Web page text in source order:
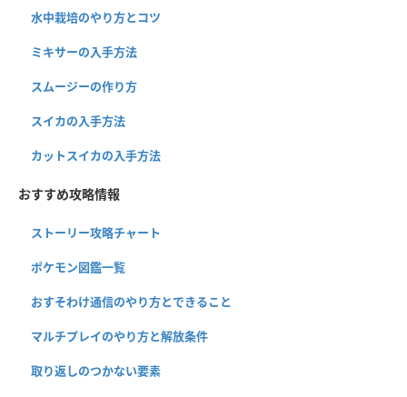
水中栽培のやり方とコツ
ミキサーの入手方法
スムージーの作り方
スイカの入手方法
カットスイカの入手方法
おすすめ攻略情報
ストーリー攻略チャート
ポケモン図鑑一覧
おすそわけ通信のやり方とできること
マルチプレイのやり方と解放条件
取り返しのつかない要素